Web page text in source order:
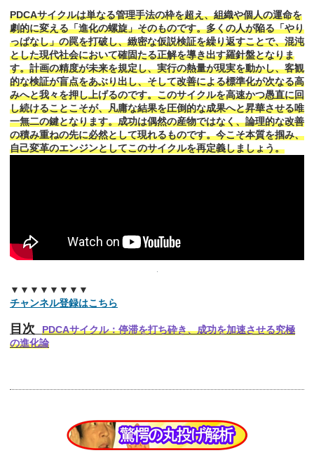
PDCAサイクルは単なる管理手法の枠を超え、組織や個人の運命を
劇的に変える「進化の螺旋」そのものです。多くの人が陥る「やり
っぱなし」の罠を打破し、緻密な仮説検証を繰り返すことで、混沌
とした現代社会において確固たる正解を導き出す羅針盤となりま
す。計画の精度が未来を規定し、実行の熱量が現実を動かし、客観
的な検証が盲点をあぶり出し、そして改善による標準化が次なる高
みへと我々を押し上げるのです。このサイクルを高速かつ愚直に回
し続けることこそが、凡庸な結果を圧倒的な成果へと昇華させる唯
一無二の鍵となります。成功は偶然の産物ではなく、論理的な改善
の積み重ねの先に必然として現れるものです。今こそ本質を掴み、
自己変革のエンジンとしてこのサイクルを再定義しましょう。
▼▼▼▼▼▼▼▼
チャンネル登録はこちら
目次
PDCAサイクル：停滞を打ち砕き、成功を加速させる究極
の進化論